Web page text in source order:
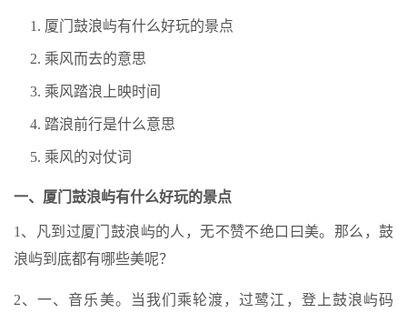
厦门鼓浪屿有什么好玩的景点
乘风而去的意思
乘风踏浪上映时间
踏浪前行是什么意思
乘风的对仗词
一、厦门鼓浪屿有什么好玩的景点
1、凡到过厦门鼓浪屿的人，无不赞不绝口曰美。那么，鼓
浪屿到底都有哪些美呢？
2、一、音乐美。当我们乘轮渡，过鹭江，登上鼓浪屿码